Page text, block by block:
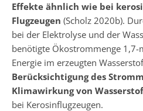
Effekte ähnlich wie bei
Flugzeugen (Scholz 2020b).
bei der Elektrolyse und der
benötigte Ökostrommenge 1,7-
Energie im erzeugten
Berücksichtigung des
Klimawirkung von
bei Kerosinflugzeugen.